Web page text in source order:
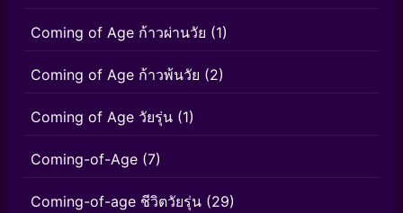
Coming of Age ก้าวผ่านวัย (1)
Coming of Age ก้าวพ้นวัย (2)
Coming of Age วัยรุ่น (1)
Coming-of-Age (7)
Coming-of-age ชีวิตวัยรุ่น (29)